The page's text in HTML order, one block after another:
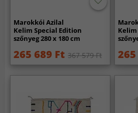
Marokkói Azilal
Kelim Special Edition
szőnyeg 280 x 180 cm
265 689 Ft 367 579 Ft